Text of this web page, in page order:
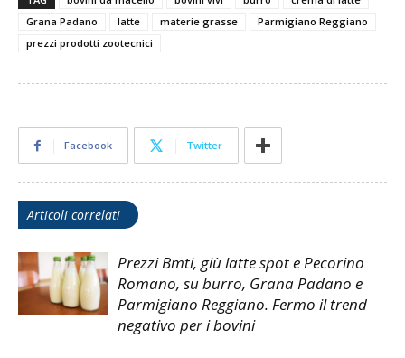
Grana Padano
latte materie grasse
Parmigiano Reggiano
prezzi prodotti zootecnici
Facebook Twitter
Articoli correlati
Prezzi Bmti, giù latte spot e Pecorino
Romano, su burro, Grana Padano e
Parmigiano Reggiano. Fermo il trend
negativo per i bovini